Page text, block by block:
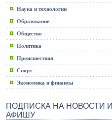
Наука и технологии
Образование
Общество
Политика
Происшествия
Спорт
Экономика и финансы
ПОДПИСКА НА НОВОСТИ И
АФИШУ